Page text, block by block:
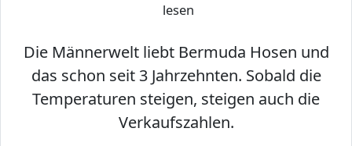
lesen
Die Männerwelt liebt Bermuda Hosen und
das schon seit 3 Jahrzehnten. Sobald die
Temperaturen steigen, steigen auch die
Verkaufszahlen.